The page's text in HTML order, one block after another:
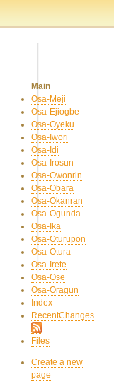
Main
Osa-Meji
Osa-Ejiogbe
Osa-Oyeku
Osa-Iwori
Osa-Idi
Osa-Irosun
Osa-Owonrin
Osa-Obara
Osa-Okanran
Osa-Ogunda
Osa-Ika
Osa-Oturupon
Osa-Otura
Osa-Irete
Osa-Ose
Osa-Oragun
Index
RecentChanges
Files
Create a new
page